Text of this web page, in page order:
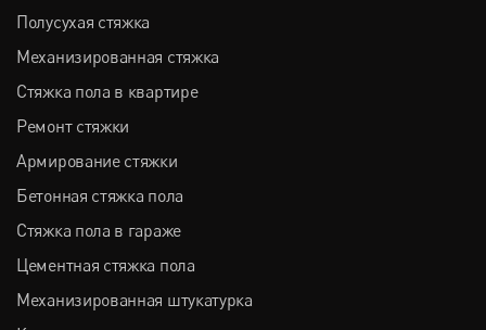
Полусухая стяжка
Механизированная стяжка
Стяжка пола в квартире
Ремонт стяжки
Армирование стяжки
Бетонная стяжка пола
Стяжка пола в гараже
Цементная стяжка пола
Механизированная штукатурка